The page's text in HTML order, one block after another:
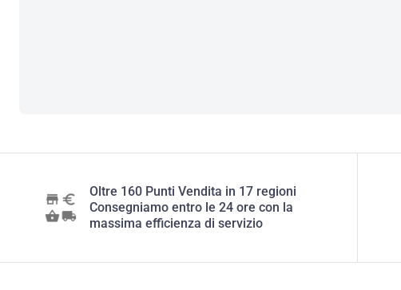
Oltre 160 Punti Vendita in 17 regioni
Consegniamo entro le 24 ore con la
massima efficienza di servizio